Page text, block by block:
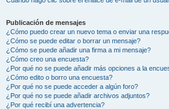
Publicación de mensajes
¿Cómo puedo crear un nuevo tema o enviar una
¿Cómo se puede editar o borrar un mensaje?
¿Cómo se puede añadir una firma a mi mensaje?
¿Cómo creo una encuesta?
¿Por qué no se puede añadir más opciones a la
¿Cómo edito o borro una encuesta?
¿Por qué no se puede acceder a algún foro?
¿Por qué no se puede añadir archivos adjuntos?
¿Por qué recibí una advertencia?